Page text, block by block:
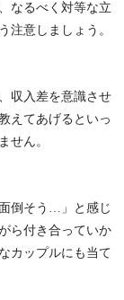
なるべく対等な立
注意しましょう。
収入差を意識させ
えてあげるといっ
せん。
倒そう…」と感じ
ら付き合っていか
カップルにも当て